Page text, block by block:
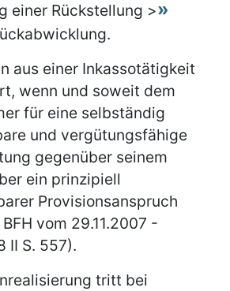
einer Rückstellung >
aus einer Inkassotätigkeit
wenn und soweit dem
für eine selbständig
und vergütungsfähige
gegenüber seinem
ein prinzipiell
Provisionsanspruch
vom 29.11.2007 -
II S. 557).
tritt bei